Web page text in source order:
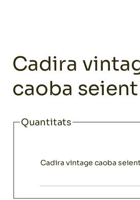
Cadira
caoba
Quantitats
Cadira vintage caoba